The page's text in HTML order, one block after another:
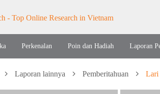
Perkenalan Poin dan Hadiah Laporan
Laporan lainnya Pemberitahuan Lari